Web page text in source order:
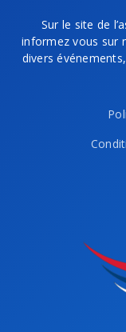
Sur le site de
informez vous sur
divers